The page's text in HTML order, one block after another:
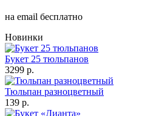
на email бесплатно
Новинки
Букет 25 тюльпанов
3299 р.
Тюльпан разноцветный
139 р.